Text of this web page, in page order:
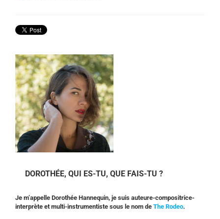
DOROTHÉE, QUI ES-TU, QUE FAIS-TU ?
Je m’appelle Dorothée Hannequin, je suis auteure-compositrice-
interprète et multi-instrumentiste sous le nom deThe Rodeo.